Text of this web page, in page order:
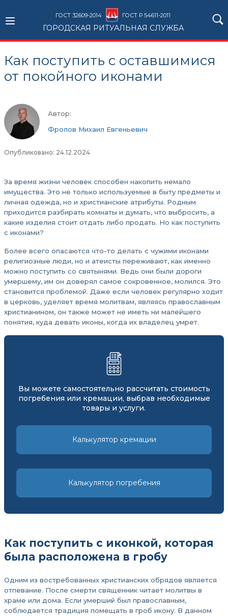
ГОСТ 32609-2014 ГОСТ Р 54611-2011
ГОРОДСКАЯ РИТУАЛЬНАЯ СЛУЖБА
Как поступить с оставшимися
от покойного иконами
Автор:
Фролов Михаил Евгеньевич
Опубликовано: 24.12.2024
За время жизни человек способен накопить немало
имущества. Это не только используемые в быту предметы и
личная одежда, но и христианские атрибуты. Родным
приходится разбирать комнаты и думать, что выбросить, а
какие изделия стоит отдать либо продать. Но как поступить
с иконами?
Более всего опасаются что-то делать с чужими иконами
религиозные люди, но и атеисты переживают, как именно
можно поступить со святынями. Ведь они были дороги
умершему, им он доверял самое сокровенное, молился. Это
становится проблемой. Даже если человек регулярно ходит
в церковь, уделяет время молитвам, являясь православным
христианином, он также может не иметь ни малейшего
понятия, куда девать иконы, когда их владелец умрет.
Вы можете самостоятельно рассчитать стоимость
погребения или кремации, выбрав необходимые
товары и услуги.
Калькулятор кремации
Калькулятор погребения
Как поступить с иконкой, которая
была расположена в гробу
Одним из востребованных христианских обрядов является
отпевание. После смерти священник читает молитвы в
храме или дома. Если умерший был православным,
соблюдается традиция помещать в гроб икону. В данном